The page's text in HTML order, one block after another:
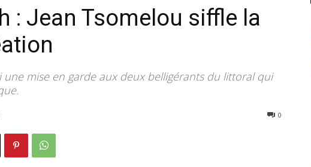
: Jean Tsomelou siffle la
une mise en garde aux deux belligérants du littoral qui
0